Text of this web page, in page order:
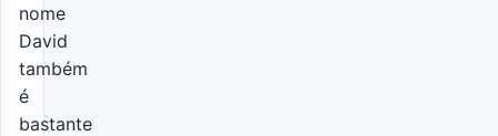
nome
David
também
é
bastante